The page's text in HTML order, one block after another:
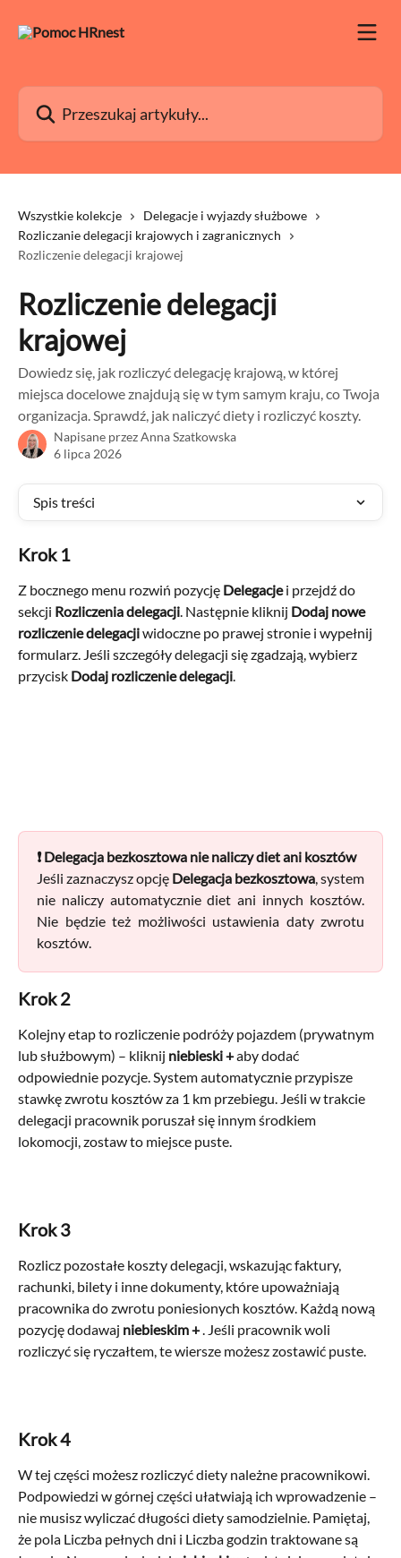
Przeszukaj artykuły...
Wszystkie kolekcje
Delegacje i wyjazdy służbowe
Rozliczanie delegacji krajowych i zagranicznych
Rozliczenie delegacji krajowej
Rozliczenie delegacji
krajowej
Dowiedz się, jak rozliczyć delegację krajową, w której
miejsca docelowe znajdują się w tym samym kraju, co Twoja
organizacja. Sprawdź, jak naliczyć diety i rozliczyć koszty.
Napisane przezAnna Szatkowska
6 lipca 2026
Spis treści
Krok 1
Z bocznego menu rozwiń pozycję Delegacje i przejdź do
sekcji Rozliczenia delegacji. Następnie kliknij Dodaj nowe
rozliczenie delegacji widoczne po prawej stronie i wypełnij
formularz. Jeśli szczegóły delegacji się zgadzają, wybierz
przycisk Dodaj rozliczenie delegacji.
❗ Delegacja bezkosztowa nie naliczy diet ani kosztów
Jeśli zaznaczysz opcję Delegacja bezkosztowa, system
nie naliczy automatycznie diet ani innych kosztów.
Nie będzie też możliwości ustawienia daty zwrotu
kosztów.
Krok 2
Kolejny etap to rozliczenie podróży pojazdem (prywatnym
lub służbowym) – kliknij niebieski + aby dodać
odpowiednie pozycje. System automatycznie przypisze
stawkę zwrotu kosztów za 1 km przebiegu. Jeśli w trakcie
delegacji pracownik poruszał się innym środkiem
lokomocji, zostaw to miejsce puste.
Krok 3
Rozlicz pozostałe koszty delegacji, wskazując faktury,
rachunki, bilety i inne dokumenty, które upoważniają
pracownika do zwrotu poniesionych kosztów. Każdą nową
pozycję dodawaj niebieskim + . Jeśli pracownik woli
rozliczyć się ryczałtem, te wiersze możesz zostawić puste.
Krok 4
W tej części możesz rozliczyć diety należne pracownikowi.
Podpowiedzi w górnej części ułatwiają ich wprowadzenie –
nie musisz wyliczać długości diety samodzielnie. Pamiętaj,
że pola Liczba pełnych dni i Liczba godzin traktowane są